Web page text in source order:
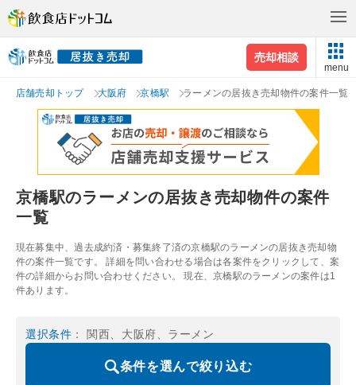
売却相談
menu
店舗売却トップ 大阪府 京橋駅 ラーメンの居抜き売却物件の案件一覧
京橋駅のラーメンの居抜き売却物件の案件
一覧
現在募集中、過去成約済・募集終了済の京橋駅のラーメンの居抜き売却物
件の案件一覧です。 詳細を問い合わせる場合は各案件をクリックして、案
件の詳細からお問い合わせください。 現在、京橋駅のラーメンの案件は1
件あります。
選択条件 ： 関西、大阪府、ラーメン
条件を選んで絞り込む